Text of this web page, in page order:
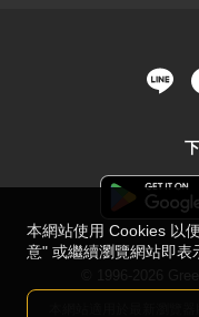
本網站適用於最新瀏覽
本網站使用 Cookies 以
意" 或繼續瀏覽網站即表